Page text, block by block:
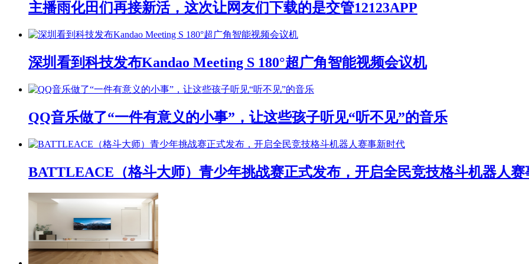
主播雨化田们再接新活，这次让网友们下载的是交管12123APP
深圳看到科技发布Kandao Meeting S 180°超广角智能视频会议机
QQ音乐做了“一件有意义的小事”，让这些孩子听见“听不见”的音乐
BATTLEACE（格斗大师）青少年挑战赛正式发布，开启全民竞技格斗机器人赛